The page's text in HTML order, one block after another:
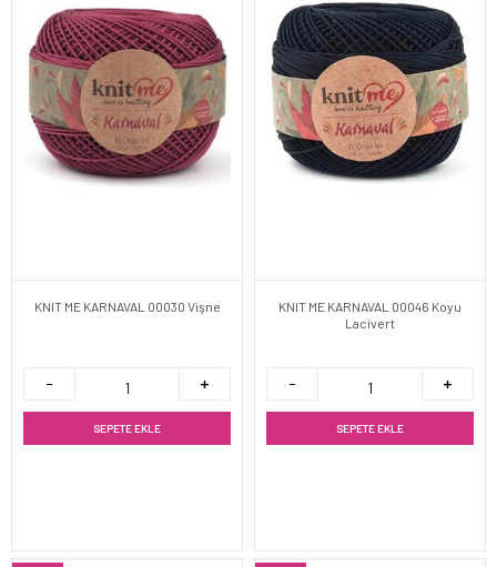
KNIT ME KARNAVAL 00030 Vişne
SEPETE EKLE
KNIT ME KARNAVAL 00046 Koyu
Lacivert
SEPETE EKLE